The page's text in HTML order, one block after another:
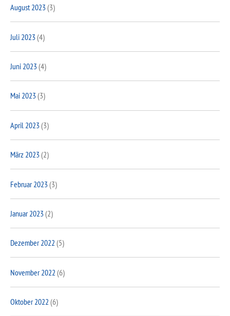
August 2023(3)
Juli 2023(4)
Juni 2023(4)
Mai 2023(3)
April 2023(3)
März 2023(2)
Februar 2023(3)
Januar 2023(2)
Dezember 2022 (5)
November 2022 (6)
Oktober 2022 (6)